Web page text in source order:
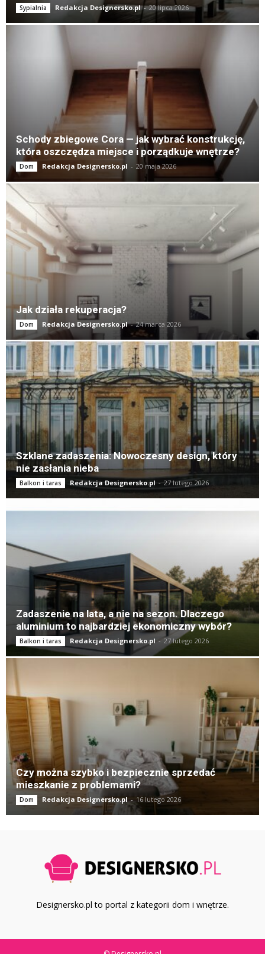
Sypialnia Redakcja Designersko.pl - 20 lipca 2026
Schody zbiegowe Cora — jak wybrać konstrukcję,
która oszczędza miejsce i porządkuje wnętrze?
Dom Redakcja Designersko.pl - 20 maja 2026
Jak działa rekuperacja?
Dom Redakcja Designersko.pl - 24 marca 2026
Szklane zadaszenia: Nowoczesny design, który
nie zasłania nieba
Balkon i taras Redakcja Designersko.pl - 27 lutego 2026
Zadaszenie na lata, a nie na sezon. Dlaczego
aluminium to najbardziej ekonomiczny wybór?
Balkon i taras Redakcja Designersko.pl - 27 lutego 2026
Czy można szybko i bezpiecznie sprzedać
mieszkanie z problemami?
Dom Redakcja Designersko.pl - 16 lutego 2026
Designersko.pl to portal z kategorii dom i wnętrze.